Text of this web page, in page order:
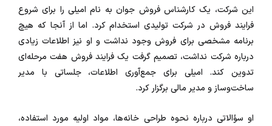
این شرکت، یک کارشناس فروش جوان به نام امیلی را برای شروع
فرایند فروش در شرکت تولیدی استخدام کرد. اما از آنجا که هیچ
برنامه مشخصی برای فروش وجود نداشت و او نیز اطلاعات زیادی
درباره شرکت نداشت، تصمیم گرفت یک فرایند فروش هفت مرحله‌ای
تدوین کند. امیلی برای جمع‌آوری اطلاعات، جلساتی با مدیر
ساخت‌وساز و مدیر مالی برگزار کرد.
او سؤالاتی درباره نحوه طراحی خانه‌ها، مواد اولیه مورد استفاده،